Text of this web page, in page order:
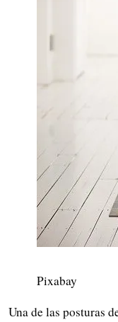
Pixabay
Una de las posturas